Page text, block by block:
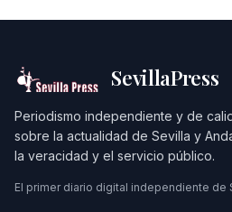
SevillaPress
Periodismo independiente y de
sobre la actualidad de Sevilla y
la veracidad y el servicio público.
El primer diario digital independiente de